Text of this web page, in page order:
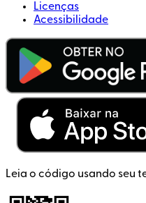
Licenças
Acessibilidade
Leia o código usando seu